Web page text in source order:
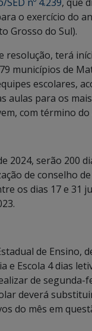
o exercício do
Grosso do Sul).
resolução, terá
municípios de
escolares,
aulas para os
com término
2024, serão 200
de conselho
os dias 17 e 31
de Ensino,
e Escola 4 dias
de segunda-
deverá
do mês em